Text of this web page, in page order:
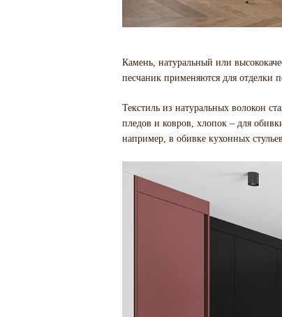
Камень, натуральный или
песчаник применяются для отделки
Текстиль из натуральных волокон
пледов и ковров, хлопок – для
например, в обивке кухонных стульев.